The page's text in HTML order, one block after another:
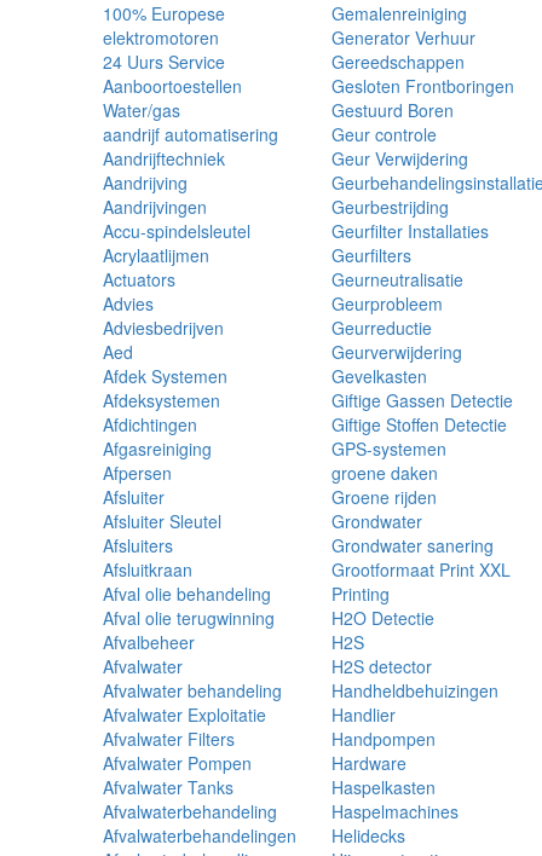
100% Europese
elektromotoren
24 Uurs Service
Aanboortoestellen
Water/gas
aandrijf automatisering
Aandrijftechniek
Aandrijving
Aandrijvingen
Accu-spindelsleutel
Acrylaatlijmen
Actuators
Advies
Adviesbedrijven
Aed
Afdek Systemen
Afdeksystemen
Afdichtingen
Afgasreiniging
Afpersen
Afsluiter
Afsluiter Sleutel
Afsluiters
Afsluitkraan
Afval olie behandeling
Afval olie terugwinning
Afvalbeheer
Afvalwater
Afvalwater behandeling
Afvalwater Exploitatie
Afvalwater Filters
Afvalwater Pompen
Afvalwater Tanks
Afvalwaterbehandeling
Afvalwaterbehandelingen
Gemalenreiniging
Generator Verhuur
Gereedschappen
Gesloten Frontboringen
Gestuurd Boren
Geur controle
Geur Verwijdering
Geurbestrijding
Geurfilter Installaties
Geurfilters
Geurneutralisatie
Geurprobleem
Geurreductie
Geurverwijdering
Gevelkasten
Giftige Gassen Detectie
Giftige Stoffen Detectie
GPS-systemen
groene daken
Groene rijden
Grondwater
Grondwater sanering
Grootformaat Print XXL
Printing
H2O Detectie
H2S
H2S detector
Handheldbehuizingen
Handlier
Handpompen
Hardware
Haspelkasten
Haspelmachines
Helidecks